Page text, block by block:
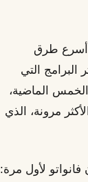
أسرع طرق
وهي أيضًا من أكثر البرامج التي
الماضية،
مرونة، الذي
لأول مرة: